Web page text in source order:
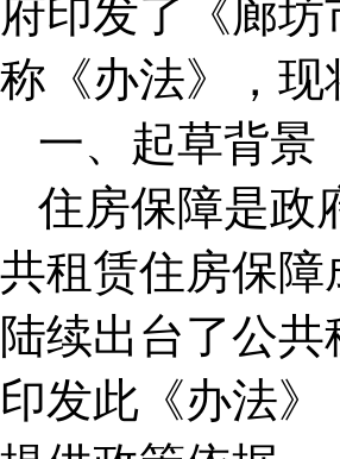
府印发了《廊
称《办法》，
一、起草背景
住房保障是政
共租赁住房保
陆续出台了公
印发此《办法